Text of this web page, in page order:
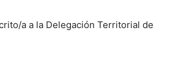
a a la Delegación Territorial de